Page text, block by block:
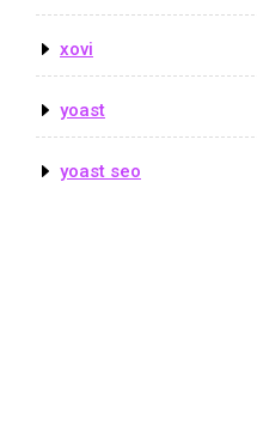
xovi
yoast
yoast seo